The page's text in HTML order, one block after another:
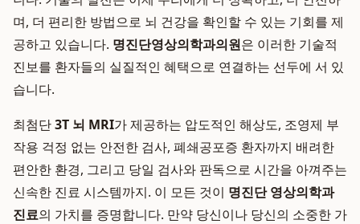
며, 더 편리한 방법으로 뇌 건강을 확인할 수 있는 기회를 제
공하고 있습니다. 명진단영상의학과의원은 이러한 기술적
진보를 환자들의 실질적인 혜택으로 연결하는 선두에 서 있
습니다.
최첨단3T 뇌 MRI가 제공하는 압도적인 해상도, 조영제 부
작용 걱정 없는 안전한 검사, 폐쇄공포증 환자까지 배려한
편안한 환경, 그리고 당일 검사와 판독으로 시간을 아껴주는
신속한 진료 시스템까지. 이 모든 것이 명진단 영상의학과
진료의 가치를 증명합니다. 만약 당신이나 당신의 소중한 가